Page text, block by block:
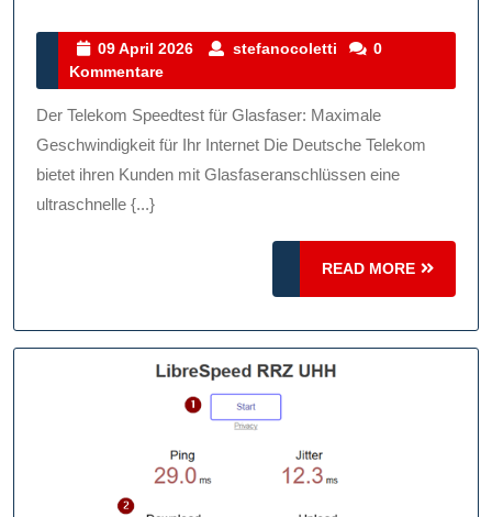
Mit
Telekom
Glasfaser
Speedtest
09 April 2026
09
2026
stefanocoletti stefanocoletti
0
Kommentare
Der Telekom Speedtest für Glasfaser: Maximale
Geschwindigkeit für Ihr Internet Die Deutsche Telekom
bietet ihren Kunden mit Glasfaseranschlüssen eine
ultraschnelle {...}
READ MORE
READ
MORE